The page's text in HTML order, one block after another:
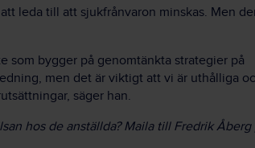
leda till att sjukfrånvaron minskas. Men
som bygger på genomtänkta strategier på
men det är viktigt att vi är uthålliga
säger han.
hos de anställda? Maila till Fredrik Åberg